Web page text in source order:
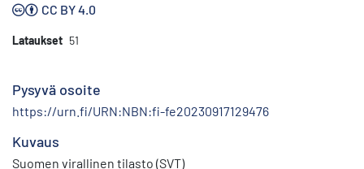
CC BY 4.0
Lataukset 51
Pysyvä osoite
https://urn.fi/URN:NBN:fi-fe20230917129476
Kuvaus
Suomen virallinen tilasto (SVT)